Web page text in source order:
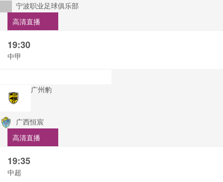
宁波职业足球俱乐部
高清直播
19:30
中甲
广州豹
广西恒宸
高清直播
19:35
中超